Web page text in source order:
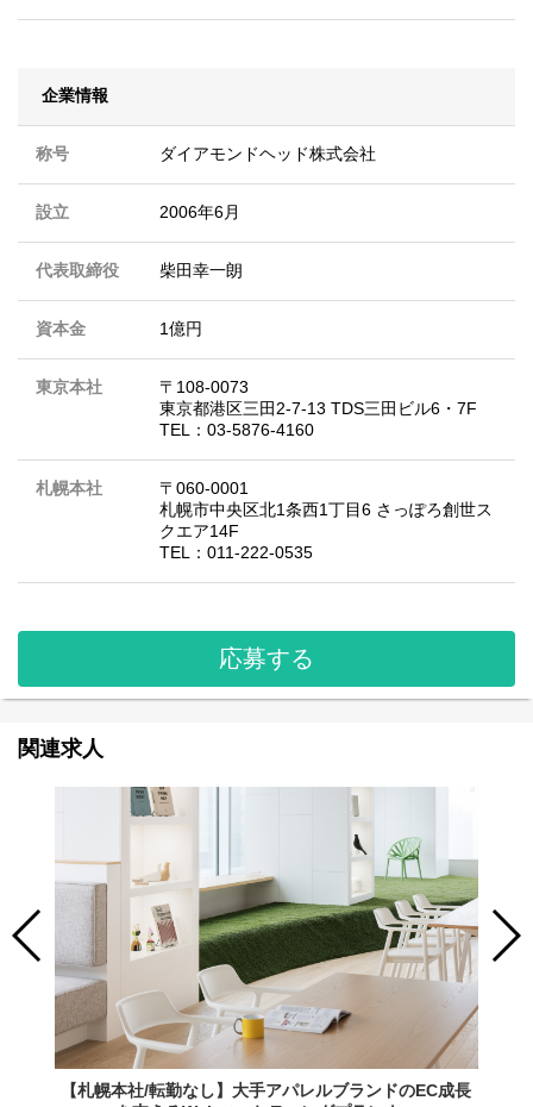
企業情報
称号 ダイアモンドヘッド株式会社
設立 2006年6月
代表取締役 柴田幸一朗
資本金 1億円
東京本社
〒108-0073
東京都港区三田2-7-13 TDS三田ビル6・7F
TEL：03-5876-4160
札幌本社
〒060-0001
札幌市中央区北1条西1丁目6 さっぽろ創世ス
クエア14F
TEL：011-222-0535
応募する
関連求人
【札幌本社/転勤なし】大手アパレルブランドのEC成長